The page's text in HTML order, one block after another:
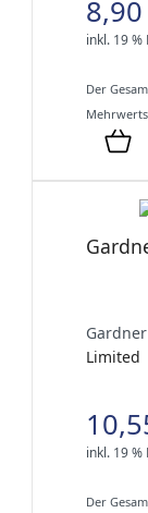
8,90
inkl. 19 %
Der
Limited
inkl. 19 %
Der